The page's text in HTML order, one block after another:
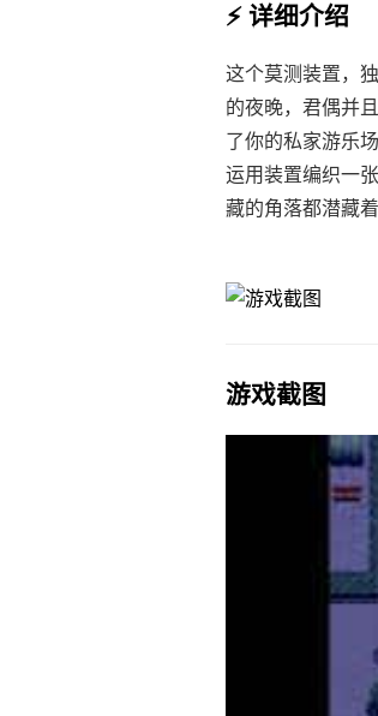
⚡ 详细介绍
这个莫测装置，
的夜晚，君偶并
了你的私家游乐
运用装置编织一
藏的角落都潜藏
游戏截图